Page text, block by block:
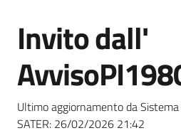
Bandi
strumenti
acquisto
Salta al contenuto
Invito dall'
Ultimo aggiornamento da
SATER: 26/02/2026 21:42